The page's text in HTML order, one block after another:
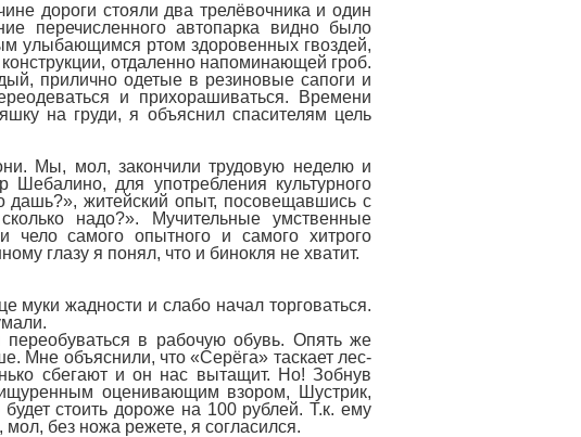
дороги стояли два трелёвочника и один
перечисленного автопарка видно было
улыбающимся ртом здоровенных гвоздей,
отдаленно напоминающей гроб.
прилично одетые в резиновые сапоги и
и прихорашиваться. Времени
на груди, я объяснил спасителям цель
Мы, мол, закончили трудовую неделю и
Шебалино, для употребления культурного
дашь?», житейский опыт, посовещавшись с
надо?». Мучительные умственные
чело самого опытного и самого хитрого
глазу я понял, что и бинокля не хватит.
муки жадности и слабо начал торговаться.
в рабочую обувь. Опять же
Мне объяснили, что «Серёга» таскает лес-
сбегают и он нас вытащит. Но! Зобнув
оценивающим взором, Шустрик,
стоить дороже на 100 рублей. Т.к. ему
без ножа режете, я согласился.